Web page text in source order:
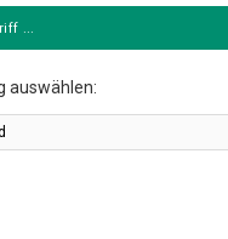
auswählen: